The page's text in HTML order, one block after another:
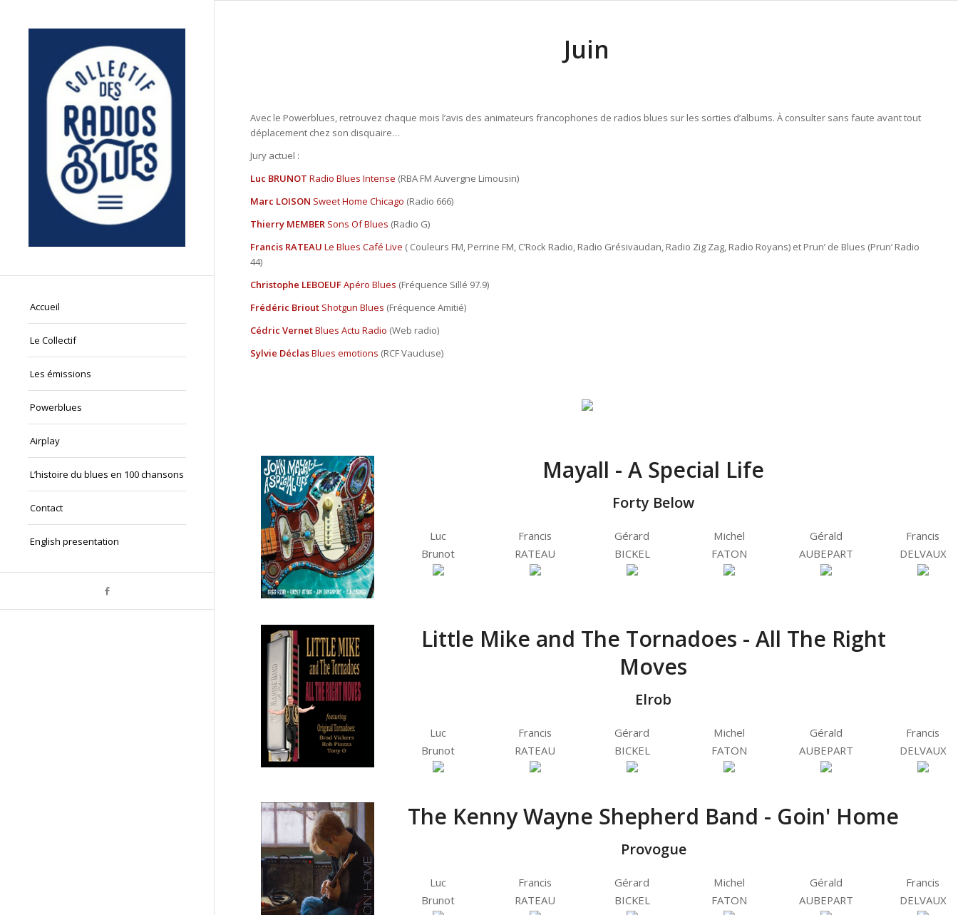
Accueil
Le Collectif
Les émissions
Powerblues
Airplay
L’histoire du blues en 100 chansons
Contact
English presentation
Juin
Avec le Powerblues, retrouvez chaque mois l’avis des animateurs francophones de radios blues sur les sorties d’albums. À consulter sans faute avant tout
déplacement chez son disquaire…
Jury actuel :
Luc BRUNOT Radio Blues Intense (RBA FM Auvergne Limousin)
Marc LOISON Sweet Home Chicago (Radio 666)
Thierry MEMBER Sons Of Blues (Radio G)
Francis RATEAU Le Blues Café Live ( Couleurs FM, Perrine FM, C’Rock Radio, Radio Grésivaudan, Radio Zig Zag, Radio Royans) et Prun’ de Blues (Prun’ Radio
44)
Christophe LEBOEUFApéro Blues (Fréquence Sillé 97.9)
Frédéric Briout Shotgun Blues (Fréquence Amitié)
Cédric VernetBlues Actu Radio (Web radio)
Sylvie DéclasBlues emotions (RCF Vaucluse)
Mayall - A Special Life
Forty Below
Luc
Brunot
Francis
RATEAU
Gérard
BICKEL
Michel
FATON
Gérald
AUBEPART
Francis
DELVAUX
Little Mike and The Tornadoes - All The Right
Moves
Elrob
Luc
Brunot
Francis
RATEAU
Gérard
BICKEL
Michel
FATON
Gérald
AUBEPART
Francis
DELVAUX
The Kenny Wayne Shepherd Band - Goin' Home
Provogue
Luc
Brunot
Francis
RATEAU
Gérard
BICKEL
Michel
FATON
Gérald
AUBEPART
Francis
DELVAUX